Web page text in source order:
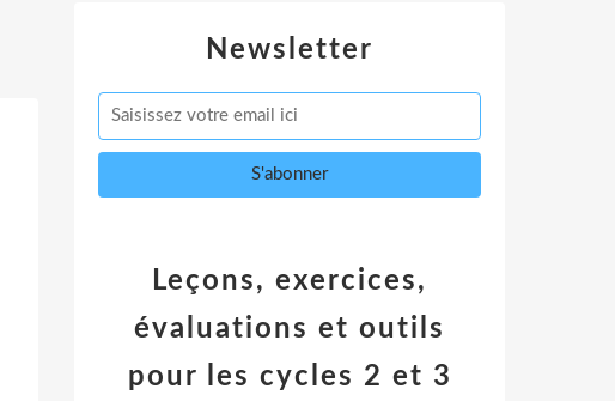
Newsletter
Leçons, exercices,
évaluations et outils
pour les cycles 2 et 3